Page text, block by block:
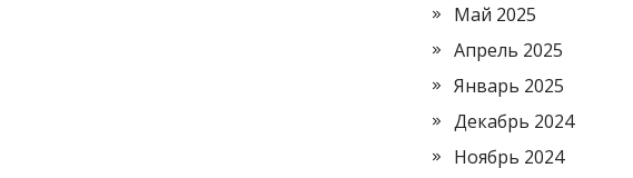
Май 2025
Апрель 2025
Январь 2025
Декабрь 2024
Ноябрь 2024